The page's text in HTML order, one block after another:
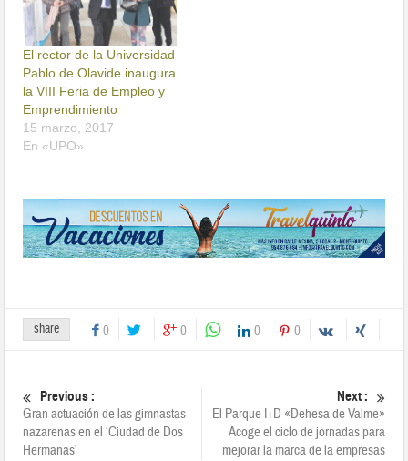
El rector de la Universidad
Pablo de Olavide inaugura
la VIII Feria de Empleo y
Emprendimiento
15 marzo, 2017
En «UPO»
share 0 0 0 0
Previous :
Gran actuación de las gimnastas
nazarenas en el ‘Ciudad de Dos
Hermanas’
Next :
El Parque I+D «Dehesa de Valme»
Acoge el ciclo de jornadas para
mejorar la marca de la empresas